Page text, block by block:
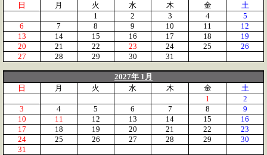
日
月 火 水 木 金
土
1
2 3 4
5
6
7 8 9 10 11
12
13
14 15 16 17 18
19
20
21 22 23 24 25
26
27
28 29 30 31
2027年 1月
日
月 火 水 木 金
土
1
2
3
4 5 6 7 8
9
10
11 12 13 14 15
16
17
18 19 20 21 22
23
24
25 26 27 28 29
30
31